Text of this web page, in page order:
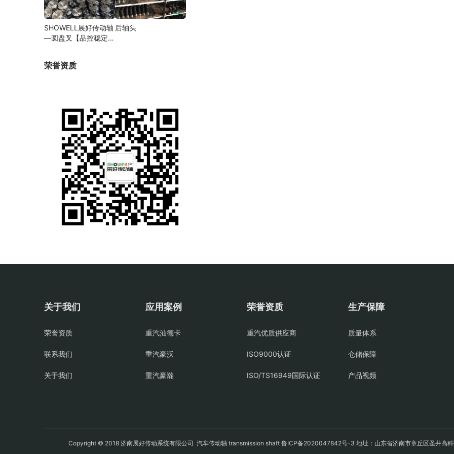
SHOWELL展好传动轴
—圆盘叉【品控稳定，
后轴头
荣誉资质
关于我们
荣誉资质
联系我们
关于我们
应用案例
重汽汕德卡
重汽豪沃
重汽豪瀚
荣誉资质
重汽优质供应商
ISO9000认证
ISO/TS16949国际认证
生产保障
质量体系
仓储保障
产品视频
Copyright © 2018 济南展好传动系统有限公司 汽车传动轴 transmission shaft 鲁ICP备2020047842号-3 地址：山东省济南市章丘区圣井